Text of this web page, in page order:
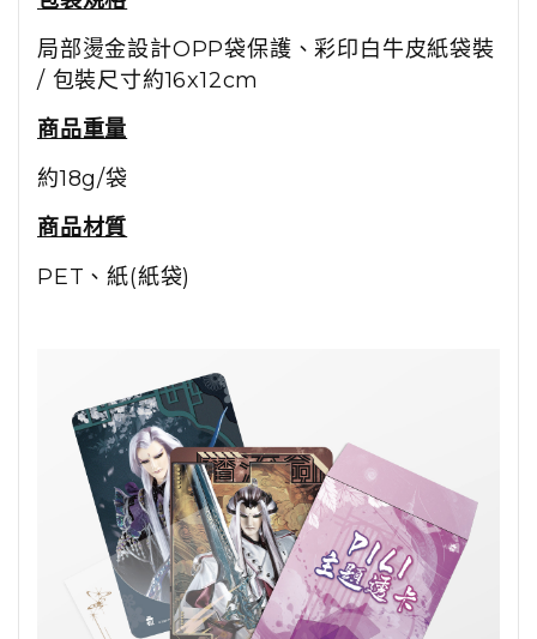
局部燙金設計OPP袋保護、彩印白牛皮紙袋裝
/ 包裝尺寸約16x12cm
商品重量
約18g/袋
商品材質
PET、紙(紙袋)